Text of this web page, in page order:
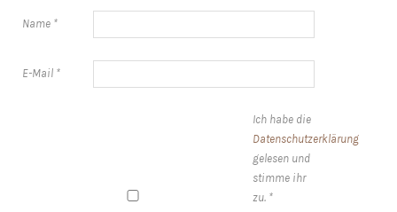
Name *
E-Mail *
Ich habe die
Datenschutzerklärung
gelesen und
stimme ihr
zu. *